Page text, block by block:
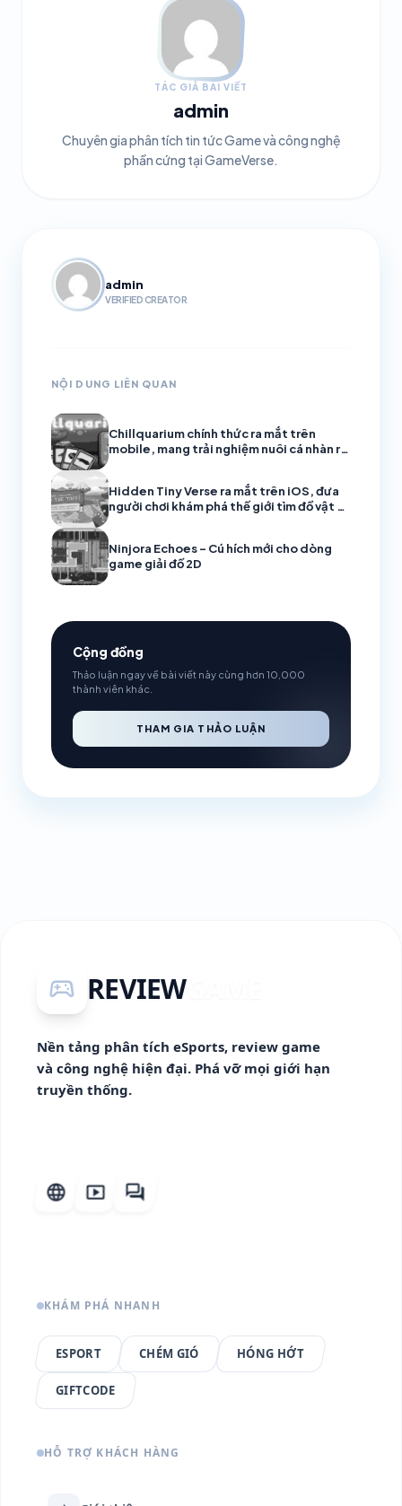
TÁC GIẢ BÀI VIẾT
admin
Chuyên gia phân tích tin tức Game và công nghệ
phần cứng tại GameVerse.
admin
VERIFIED CREATOR
NỘI DUNG LIÊN QUAN
Chillquarium chính thức ra mắt trên
mobile, mang trải nghiệm nuôi cá nhàn rỗi
Hidden Tiny Verse ra mắt trên iOS, đưa
người chơi khám phá thế giới tìm đồ vật ẩn
Ninjora Echoes – Cú hích mới cho dòng
game giải đố 2D
Cộng đồng
Thảo luận ngay về bài viết này cùng hơn 10,000
thành viên khác.
THAM GIA THẢO LUẬN
sports_esports REVIEWGAME
Nền tảng phân tích eSports, review game
và công nghệ hiện đại. Phá vỡ mọi giới hạn
truyền thống.
language smart_display forum
KHÁM PHÁ NHANH
ESPORT CHÉM GIÓ HÓNG HỚT
GIFTCODE
HỖ TRỢ KHÁCH HÀNG